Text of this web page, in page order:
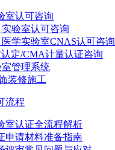
室认可咨询
实验室认可咨询
医学实验室CNAS认可咨询
定/CMA计量认证咨询
管理系统
装修施工
流程
室认证全流程解析
申请材料准备指南